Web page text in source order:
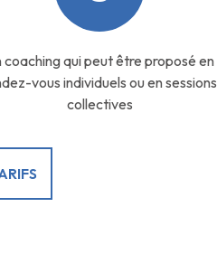
coaching qui peut être proposé en
vous individuels ou en sessions
collectives